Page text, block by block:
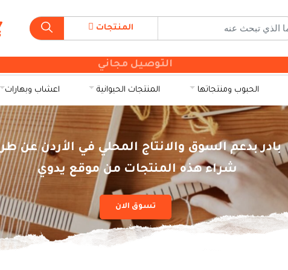
المنتجات
التوصيل مجاني
الحبوب ومنتجاتها المنتجات الحيوانية اعشاب وبهارات
بادر بدعم السوق والانتاج المحلي في الأردن عن
شراء هذه المنتجات من موقع يدوي
تسوق الان